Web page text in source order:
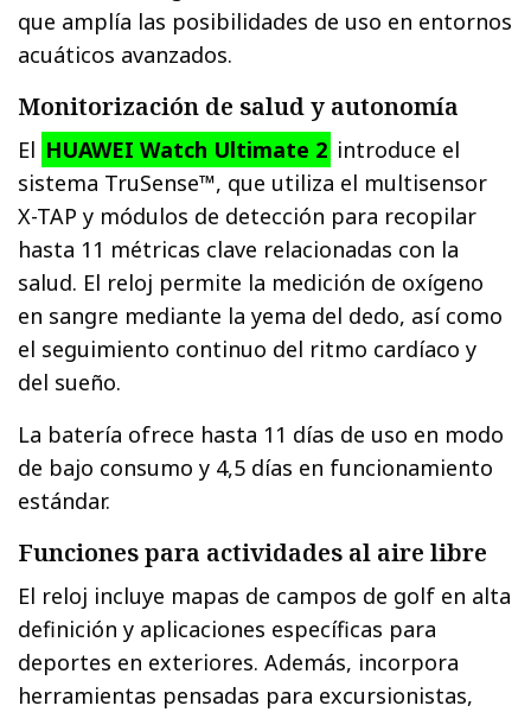
que amplía las posibilidades de uso en entornos
acuáticos avanzados.
Monitorización de salud y autonomía
El HUAWEI Watch Ultimate 2 introduce el
sistema TruSense™, que utiliza el multisensor
X-TAP y módulos de detección para recopilar
hasta 11 métricas clave relacionadas con la
salud. El reloj permite la medición de oxígeno
en sangre mediante la yema del dedo, así como
el seguimiento continuo del ritmo cardíaco y
del sueño.
La batería ofrece hasta 11 días de uso en modo
de bajo consumo y 4,5 días en funcionamiento
estándar.
Funciones para actividades al aire libre
El reloj incluye mapas de campos de golf en alta
definición y aplicaciones específicas para
deportes en exteriores. Además, incorpora
herramientas pensadas para excursionistas,